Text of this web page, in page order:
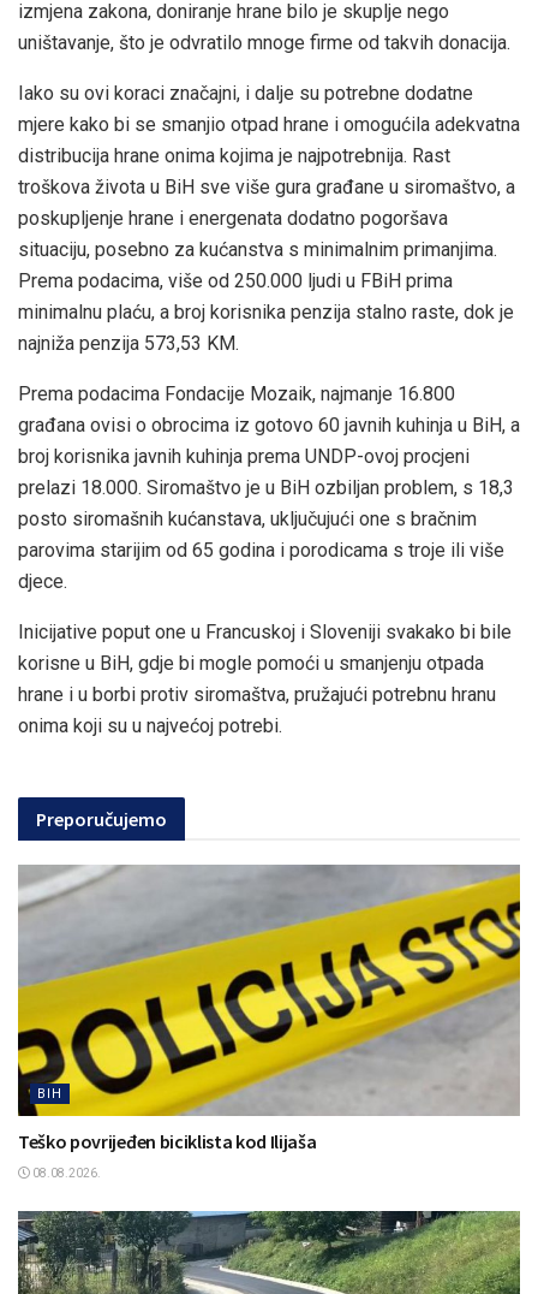
izmjena zakona, doniranje hrane bilo je skuplje nego
uništavanje, što je odvratilo mnoge firme od takvih donacija.
Iako su ovi koraci značajni, i dalje su potrebne dodatne
mjere kako bi se smanjio otpad hrane i omogućila adekvatna
distribucija hrane onima kojima je najpotrebnija. Rast
troškova života u BiH sve više gura građane u siromaštvo, a
poskupljenje hrane i energenata dodatno pogoršava
situaciju, posebno za kućanstva s minimalnim primanjima.
Prema podacima, više od 250.000 ljudi u FBiH prima
minimalnu plaću, a broj korisnika penzija stalno raste, dok je
najniža penzija 573,53 KM.
Prema podacima Fondacije Mozaik, najmanje 16.800
građana ovisi o obrocima iz gotovo 60 javnih kuhinja u BiH, a
broj korisnika javnih kuhinja prema UNDP-ovoj procjeni
prelazi 18.000. Siromaštvo je u BiH ozbiljan problem, s 18,3
posto siromašnih kućanstava, uključujući one s bračnim
parovima starijim od 65 godina i porodicama s troje ili više
djece.
Inicijative poput one u Francuskoj i Sloveniji svakako bi bile
korisne u BiH, gdje bi mogle pomoći u smanjenju otpada
hrane i u borbi protiv siromaštva, pružajući potrebnu hranu
onima koji su u najvećoj potrebi.
Preporučujemo
BIH
Teško povrijeđen biciklista kod Ilijaša
08.08.2026.